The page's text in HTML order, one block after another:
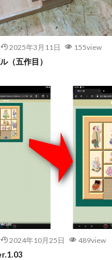
2025年3月11日 155view
（五作目）
2024年10月25日 489view